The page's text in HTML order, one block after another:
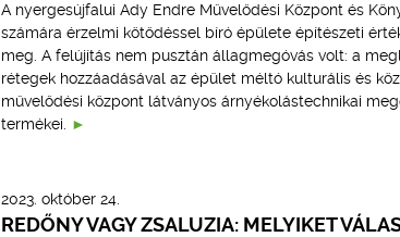
A nyergesújfalui Ady Endre Művelődési Központ és
számára érzelmi kötődéssel bíró épülete építészeti
meg. A felújítás nem pusztán állagmegóvás volt: a
rétegek hozzáadásával az épület méltó kulturális és
művelődési központ látványos árnyékolástechnikai
termékei.
2023. október 24.
REDŐNY VAGY ZSALUZIA: MELYIKET